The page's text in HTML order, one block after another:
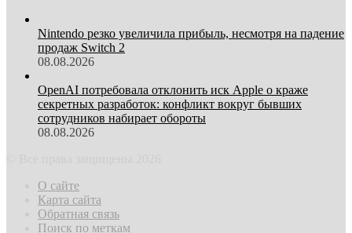
Nintendo резко увеличила прибыль, несмотря на падение
продаж Switch 2
08.08.2026
OpenAI потребовала отклонить иск Apple о краже
секретных разработок: конфликт вокруг бывших
сотрудников набирает обороты
08.08.2026
О сайте
Карта сайта
Обратная связь
Поиск по меткам